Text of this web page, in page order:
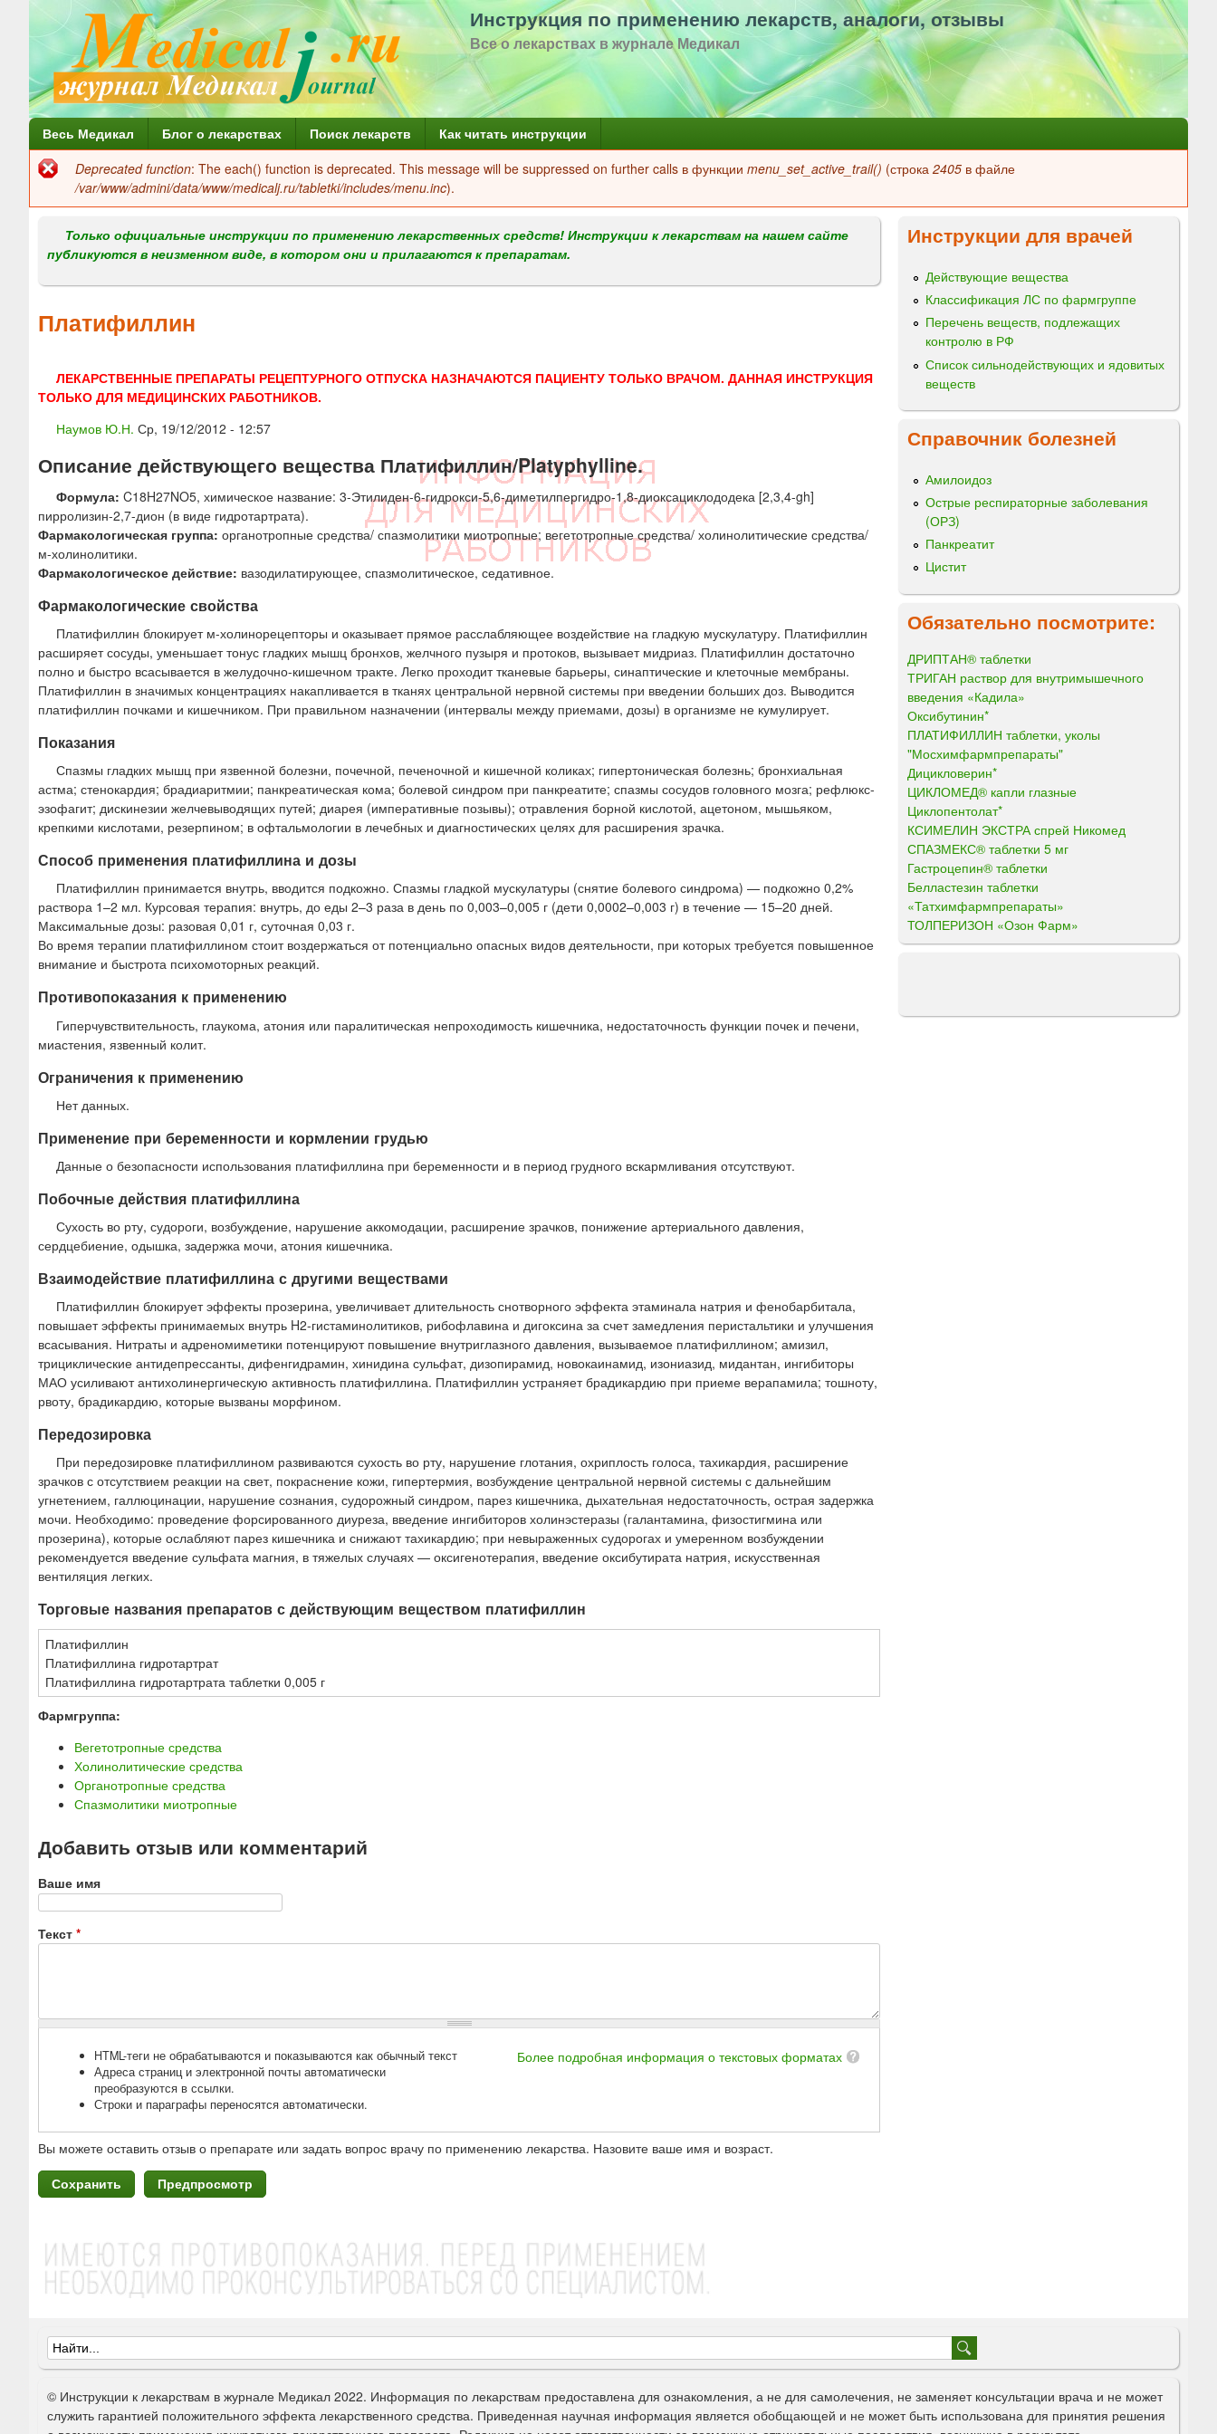
Перейти
к
содержанию
Инструкция по применению лекарств, аналоги, отзывы
Все о лекарствах в журнале Медикал
Г
л
н
м
н
Весь Медикал Блог о лекарствах Поиск лекарств Как читать инструкции
Сообщение
об
ошибке
Deprecated function: The each() function is deprecated. This message will be suppressed on further calls в функции menu_set_active_trail() (строка 2405 в файле
/var/www/admini/data/www/medicalj.ru/tabletki/includes/menu.inc).
Только официальные инструкции по применению лекарственных средств! Инструкции к лекарствам на нашем сайте
публикуются в неизменном виде, в котором они и прилагаются к препаратам.
Платифиллин
ЛЕКАРСТВЕННЫЕ ПРЕПАРАТЫ РЕЦЕПТУРНОГО ОТПУСКА НАЗНАЧАЮТСЯ ПАЦИЕНТУ ТОЛЬКО ВРАЧОМ. ДАННАЯ ИНСТРУКЦИЯ
ТОЛЬКО ДЛЯ МЕДИЦИНСКИХ РАБОТНИКОВ.
Наумов Ю.Н. Ср, 19/12/2012 - 12:57
Описание действующего вещества Платифиллин/Platyphylline.
Формула: C18H27NO5, химическое название: 3-Этилиден-6-гидрокси-5,6-диметилпергидро-1,8-диоксациклододека [2,3,4-gh]
пирролизин-2,7-дион (в виде гидротартрата).
Фармакологическая группа: органотропные средства/ спазмолитики миотропные; вегетотропные средства/ холинолитические средства/
м-холинолитики.
Фармакологическое действие: вазодилатирующее, спазмолитическое, седативное.
Фармакологические свойства
Платифиллин блокирует м-холинорецепторы и оказывает прямое расслабляющее воздействие на гладкую мускулатуру. Платифиллин
расширяет сосуды, уменьшает тонус гладких мышц бронхов, желчного пузыря и протоков, вызывает мидриаз. Платифиллин достаточно
полно и быстро всасывается в желудочно-кишечном тракте. Легко проходит тканевые барьеры, синаптические и клеточные мембраны.
Платифиллин в значимых концентрациях накапливается в тканях центральной нервной системы при введении больших доз. Выводится
платифиллин почками и кишечником. При правильном назначении (интервалы между приемами, дозы) в организме не кумулирует.
Показания
Спазмы гладких мышц при язвенной болезни, почечной, печеночной и кишечной коликах; гипертоническая болезнь; бронхиальная
астма; стенокардия; брадиаритмии; панкреатическая кома; болевой синдром при панкреатите; спазмы сосудов головного мозга; рефлюкс-
эзофагит; дискинезии желчевыводящих путей; диарея (императивные позывы); отравления борной кислотой, ацетоном, мышьяком,
крепкими кислотами, резерпином; в офтальмологии в лечебных и диагностических целях для расширения зрачка.
Способ применения платифиллина и дозы
Платифиллин принимается внутрь, вводится подкожно. Спазмы гладкой мускулатуры (снятие болевого синдрома) — подкожно 0,2%
раствора 1–2 мл. Курсовая терапия: внутрь, до еды 2–3 раза в день по 0,003–0,005 г (дети 0,0002–0,003 г) в течение — 15–20 дней.
Максимальные дозы: разовая 0,01 г, суточная 0,03 г.
Во время терапии платифиллином стоит воздержаться от потенциально опасных видов деятельности, при которых требуется повышенное
внимание и быстрота психомоторных реакций.
Противопоказания к применению
Гиперчувствительность, глаукома, атония или паралитическая непроходимость кишечника, недостаточность функции почек и печени,
миастения, язвенный колит.
Ограничения к применению
Нет данных.
Применение при беременности и кормлении грудью
Данные о безопасности использования платифиллина при беременности и в период грудного вскармливания отсутствуют.
Побочные действия платифиллина
Сухость во рту, судороги, возбуждение, нарушение аккомодации, расширение зрачков, понижение артериального давления,
сердцебиение, одышка, задержка мочи, атония кишечника.
Взаимодействие платифиллина с другими веществами
Платифиллин блокирует эффекты прозерина, увеличивает длительность снотворного эффекта этаминала натрия и фенобарбитала,
повышает эффекты принимаемых внутрь H2-гистаминолитиков, рибофлавина и дигоксина за счет замедления перистальтики и улучшения
всасывания. Нитраты и адреномиметики потенцируют повышение внутриглазного давления, вызываемое платифиллином; амизил,
трициклические антидепрессанты, дифенгидрамин, хинидина сульфат, дизопирамид, новокаинамид, изониазид, мидантан, ингибиторы
МАО усиливают антихолинергическую активность платифиллина. Платифиллин устраняет брадикардию при приеме верапамила; тошноту,
рвоту, брадикардию, которые вызваны морфином.
Передозировка
При передозировке платифиллином развиваются сухость во рту, нарушение глотания, охриплость голоса, тахикардия, расширение
зрачков с отсутствием реакции на свет, покраснение кожи, гипертермия, возбуждение центральной нервной системы с дальнейшим
угнетением, галлюцинации, нарушение сознания, судорожный синдром, парез кишечника, дыхательная недостаточность, острая задержка
мочи. Необходимо: проведение форсированного диуреза, введение ингибиторов холинэстеразы (галантамина, физостигмина или
прозерина), которые ослабляют парез кишечника и снижают тахикардию; при невыраженных судорогах и умеренном возбуждении
рекомендуется введение сульфата магния, в тяжелых случаях — оксигенотерапия, введение оксибутирата натрия, искусственная
вентиляция легких.
Торговые названия препаратов с действующим веществом платифиллин
Платифиллин
Платифиллина гидротартрат
Платифиллина гидротартрата таблетки 0,005 г
Фармгруппа:
Вегетотропные средства
Холинолитические средства
Органотропные средства
Спазмолитики миотропные
Добавить отзыв или комментарий
Ваше имя
Текст *
Более подробная информация о текстовых форматах
HTML-теги не обрабатываются и показываются как обычный текст
Адреса страниц и электронной почты автоматически
преобразуются в ссылки.
Строки и параграфы переносятся автоматически.
Вы можете оставить отзыв о препарате или задать вопрос врачу по применению лекарства. Назовите ваше имя и возраст.
Инструкции для врачей
Действующие вещества
Классификация ЛС по фармгруппе
Перечень веществ, подлежащих
контролю в РФ
Список сильнодействующих и ядовитых
веществ
Справочник болезней
Амилоидоз
Острые респираторные заболевания
(ОРЗ)
Панкреатит
Цистит
Обязательно посмотрите:
ДРИПТАН® таблетки
ТРИГАН раствор для внутримышечного
введения «Кадила»
Оксибутинин*
ПЛАТИФИЛЛИН таблетки, уколы
"Мосхимфармпрепараты"
Дицикловерин*
ЦИКЛОМЕД® капли глазные
Циклопентолат*
КСИМЕЛИН ЭКСТРА спрей Никомед
СПАЗМЕКС® таблетки 5 мг
Гастроцепин® таблетки
Белластезин таблетки
«Татхимфармпрепараты»
ТОЛПЕРИЗОН «Озон Фарм»
Ф
о
р
© Инструкции к лекарствам в журнале Медикал 2022. Информация по лекарствам предоставлена для ознакомления, а не для самолечения, не заменяет консультации врача и не может
служить гарантией положительного эффекта лекарственного средства. Приведенная научная информация является обобщающей и не может быть использована для принятия решения